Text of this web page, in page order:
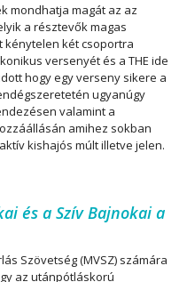
mondhatja magát az az
a résztevők magas
kénytelen két csoportra
versenyét és a THE ide
hogy egy verseny sikere a
ugyanúgy
valamint a
amihez sokban
kishajós múlt illetve jelen.
és a Szív Bajnokai a
Szövetség (MVSZ) számára
az utánpótláskorú